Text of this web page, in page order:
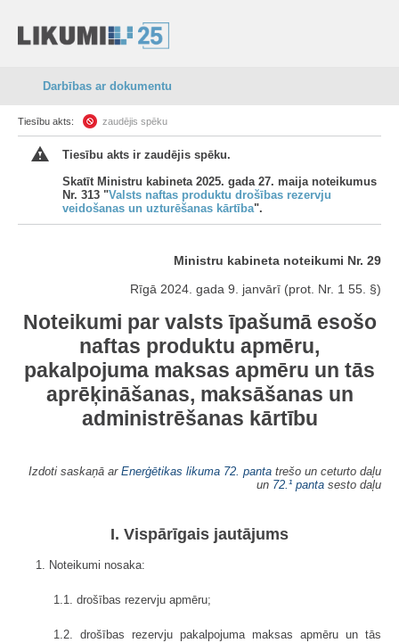
Darbības ar dokumentu
Tiesību akts: zaudējis spēku
Tiesību akts ir zaudējis spēku.
Skatīt Ministru kabineta 2025. gada 27. maija noteikumus
Nr. 313 "Valsts naftas produktu drošības rezervju
veidošanas un uzturēšanas kārtība".
Ministru kabineta noteikumi Nr. 29
Rīgā 2024. gada 9. janvārī (prot. Nr. 1 55. §)
Noteikumi par valsts īpašumā esošo
naftas produktu apmēru,
pakalpojuma maksas apmēru un tās
aprēķināšanas, maksāšanas un
administrēšanas kārtību
Izdoti saskaņā ar Enerģētikas likuma 72. panta trešo un ceturto daļu
un 72.¹ panta sesto daļu
I. Vispārīgais jautājums
1. Noteikumi nosaka:
1.1. drošības rezervju apmēru;
1.2. drošības rezervju pakalpojuma maksas apmēru un tās